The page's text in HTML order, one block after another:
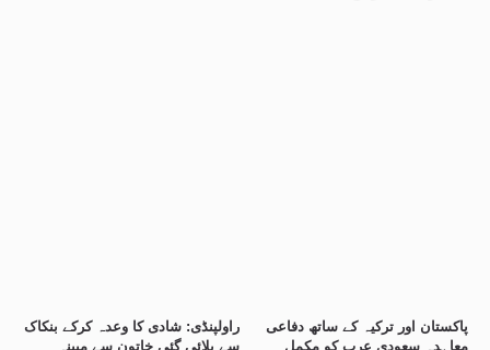
راولپنڈی: شادی کا وعدہ کرکے بنکاک
سے بلائی گئی خاتون سے مبینہ
پاکستان اور ترکیہ کے ساتھ دفاعی
معاہدہ سعودی عرب کو مکمل